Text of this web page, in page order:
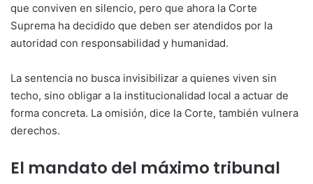
que conviven en silencio, pero que ahora la Corte
Suprema ha decidido que deben ser atendidos por la
autoridad con responsabilidad y humanidad.
La sentencia no busca invisibilizar a quienes viven sin
techo, sino obligar a la institucionalidad local a actuar de
forma concreta. La omisión, dice la Corte, también vulnera
derechos.
El mandato del máximo tribunal